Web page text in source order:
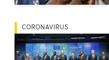
CORONAVIRUS